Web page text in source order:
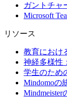
ガントチャ
Microsoft
リソース
教育におけ
神経多様性
学生のため
Mindomoの
Mindmeister